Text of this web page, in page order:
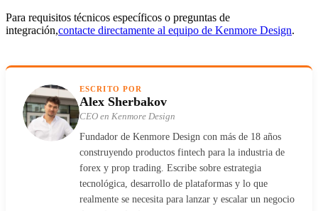
Para requisitos técnicos específicos o preguntas de
integración,contacte directamente al equipo de Kenmore Design.
ESCRITO POR
Alex Sherbakov
CEO en Kenmore Design
Fundador de Kenmore Design con más de 18 años
construyendo productos fintech para la industria de
forex y prop trading. Escribe sobre estrategia
tecnológica, desarrollo de plataformas y lo que
realmente se necesita para lanzar y escalar un negocio